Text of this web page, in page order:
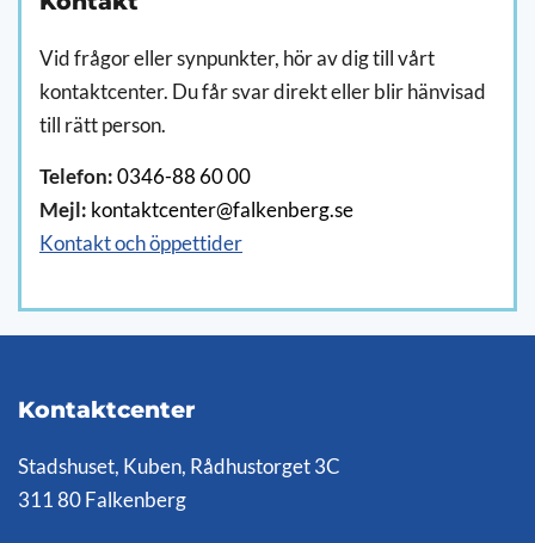
Vid frågor eller synpunkter, hör av dig till vårt
kontaktcenter. Du får svar direkt eller blir hänvisad
till rätt person.
Telefon: 0346-88 60 00
Mejl: kontaktcenter@falkenberg.se
Kontakt och öppettider
Kontaktcenter
Stadshuset, Kuben, Rådhustorget 3C
311 80 Falkenberg